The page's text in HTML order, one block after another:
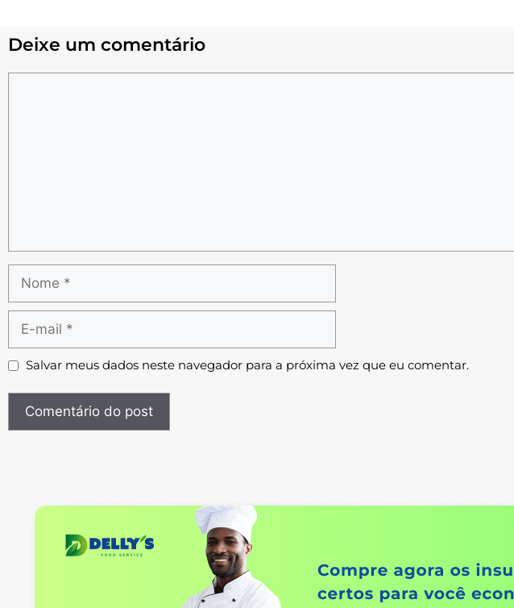
Deixe um comentário
Salvar meus dados neste navegador para a próxima vez que eu comentar.